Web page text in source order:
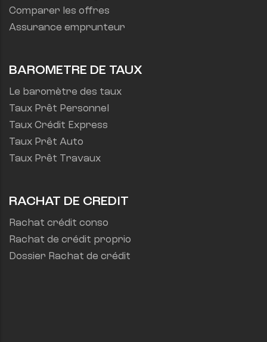
Comparer les offres
Assurance emprunteur
BAROMETRE DE TAUX
Le baromètre des taux
Taux Prêt Personnel
Taux Crédit Express
Taux Prêt Auto
Taux Prêt Travaux
RACHAT DE CREDIT
Rachat crédit conso
Rachat de crédit proprio
Dossier Rachat de crédit